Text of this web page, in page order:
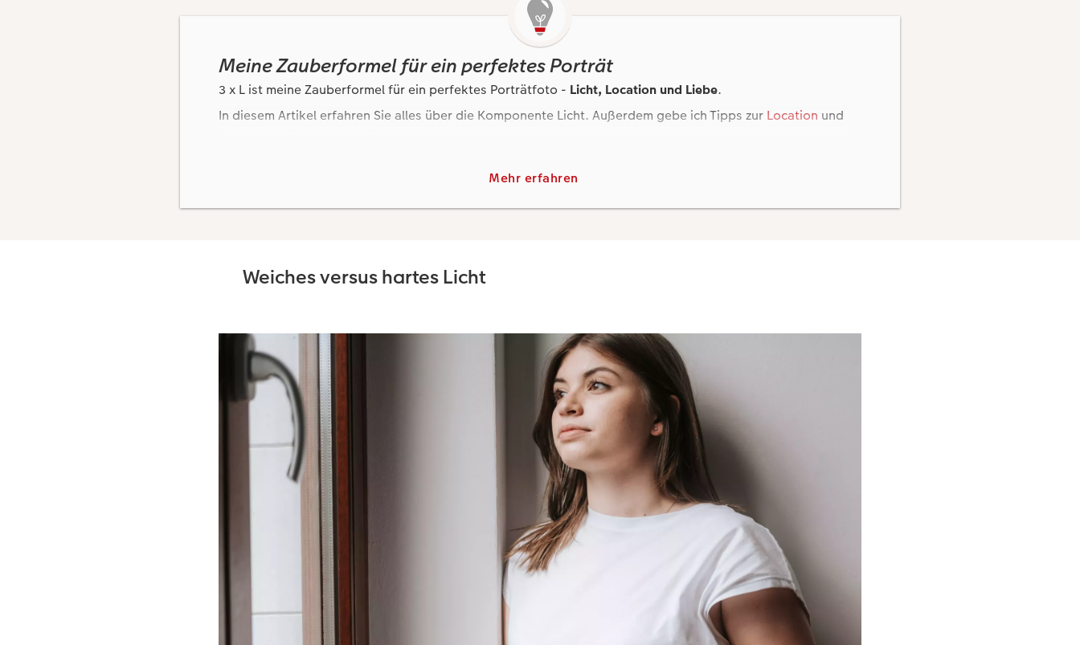
Mehr erfahren
Meine Zauberformel für ein perfektes Porträt
3 x L ist meine Zauberformel für ein perfektes Porträtfoto - Licht, Location und Liebe.
In diesem Artikel erfahren Sie alles über die Komponente Licht. Außerdem gebe ich Tipps zur Location und
Weiches versus hartes Licht